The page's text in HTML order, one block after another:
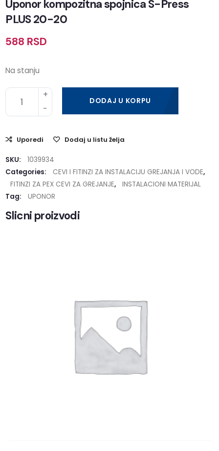
Uponor kompozitna spojnica S-Press
PLUS 20-20
588 RSD
Na stanju
DODAJ U KORPU
Uporedi Dodaj u listu želja
SKU:
1039934
Categories:
CEVI I FITINZI ZA INSTALACIJU GREJANJA I VODE,
FITINZI ZA PEX CEVI ZA GREJANJE,
INSTALACIONI MATERIJAL
Tag:
UPONOR
Slicni proizvodi